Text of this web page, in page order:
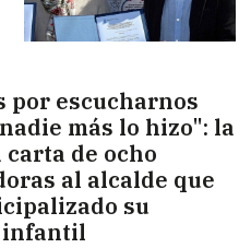
por escucharnos
más lo hizo": la
de ocho
al alcalde que
su
infantil